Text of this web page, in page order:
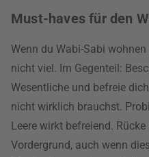
Must-haves für den
Wenn du Wabi-Sabi
nicht viel. Im Gegenteil:
Wesentliche und befreie
nicht wirklich brauchst.
Leere wirkt befreiend.
Vordergrund, auch wenn